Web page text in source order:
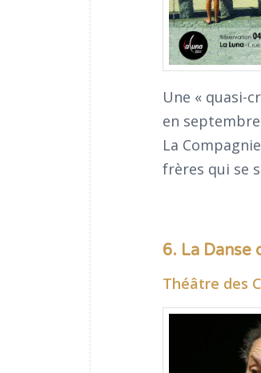
Une « quasi-
en
La Compagnie
frères qui se
6. La Danse
Théâtre des